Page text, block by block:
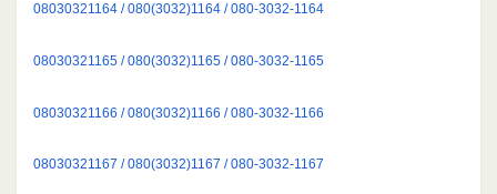
08030321164 / 080(3032)1164 / 080-3032-1164
08030321165 / 080(3032)1165 / 080-3032-1165
08030321166 / 080(3032)1166 / 080-3032-1166
08030321167 / 080(3032)1167 / 080-3032-1167